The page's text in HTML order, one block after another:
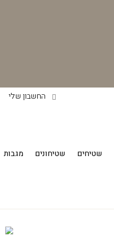
החשבון שלי
שטיחים שטיחונים מגבות